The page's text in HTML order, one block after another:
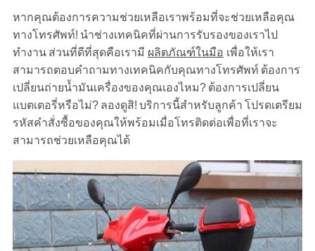
หากคุณต้องการความช่วยเหลือเราพร้อมที่จะช่วยเหลือคุณ
ทางโทรศัพท์! นำช่างเทคนิคที่ผ่านการรับรองของเราไป
ทำงาน ส่วนที่ดีที่สุดคือเรามี ผลิตภัณฑ์ในมือ เพื่อให้เรา
สามารถตอบคำถามทางเทคนิคกับคุณทางโทรศัพท์ ต้องการ
เปลี่ยนถ่ายน้ำมันเครื่องของคุณเองไหม? ต้องการเปลี่ยน
แบตเตอรี่หรือไม่? ลองดูสิ! บริการนี้สำหรับลูกค้า โปรดเตรียม
รหัสคำสั่งซื้อของคุณให้พร้อมเมื่อโทรติดต่อเพื่อที่เราจะ
สามารถช่วยเหลือคุณได้